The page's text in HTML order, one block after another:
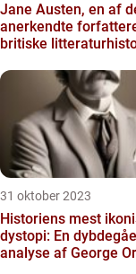
Jane Austen, en af
anerkendte
britiske
31 oktober 2023
Historiens mest
dystopi: En
analyse af George